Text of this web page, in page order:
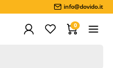
info@dovido.it
0